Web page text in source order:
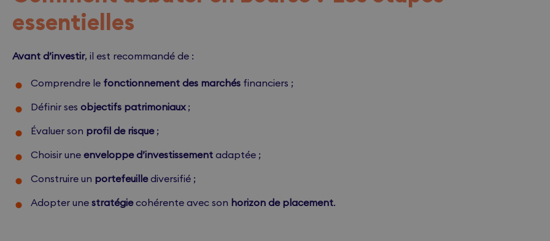
essentielles
Avant d’investir, il est recommandé de :
Comprendre le fonctionnement des marchés financiers ;
Définir ses objectifs patrimoniaux;
Évaluer son profil de risque;
Choisir une enveloppe d’investissement adaptée ;
Construire un portefeuillediversifié ;
Adopter une stratégiecohérente avec son horizon de placement.